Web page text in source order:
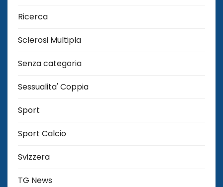
Ricerca
Sclerosi Multipla
Senza categoria
Sessualita' Coppia
Sport
Sport Calcio
Svizzera
TG News